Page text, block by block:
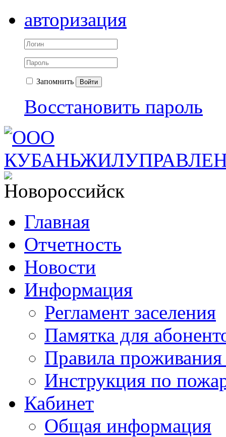
авторизация
Запомнить Войти
Восстановить пароль
Главная
Отчетность
Новости
Информация
Регламент заселения
Памятка для
Правила
Инструкция по
Кабинет
Общая информация